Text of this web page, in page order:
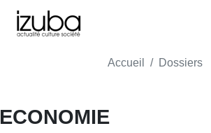
Accueil Dossiers
ECONOMIE